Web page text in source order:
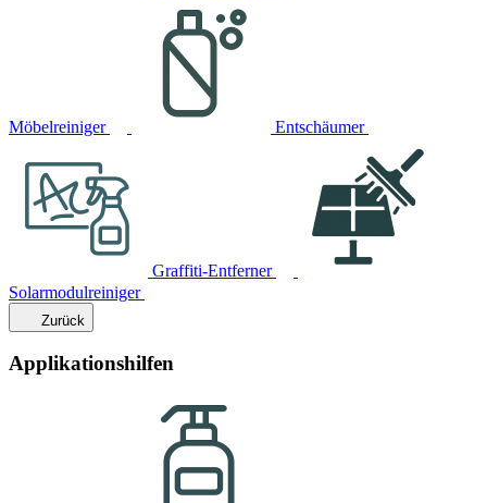
Möbelreiniger Entschäumer
Graffiti-Entferner
Solarmodulreiniger
Zurück
Applikationshilfen